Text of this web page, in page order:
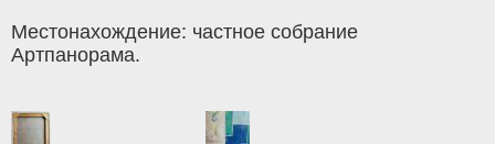
Местонахождение: частное собрание
Артпанорама.